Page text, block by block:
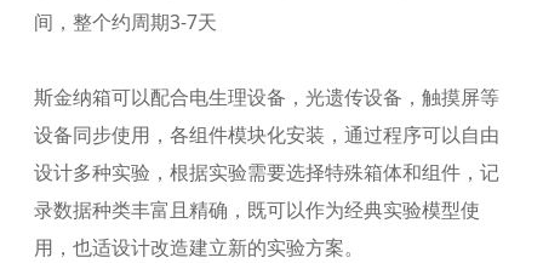
间，整个约周期3-7天
斯金纳箱可以配合电生理设备，光遗传设备，触摸屏等
设备同步使用，各组件模块化安装，通过程序可以自由
设计多种实验，根据实验需要选择特殊箱体和组件，记
录数据种类丰富且精确，既可以作为经典实验模型使
用，也适设计改造建立新的实验方案。